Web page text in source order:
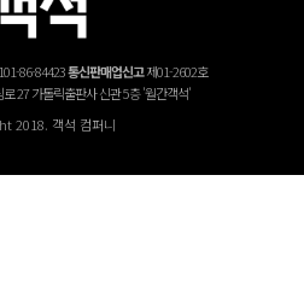
86-84423통신판매업신고제01-2602호
27 가톨릭출판사 신관 5층 '월간객석'
2018. 객석 컴퍼니